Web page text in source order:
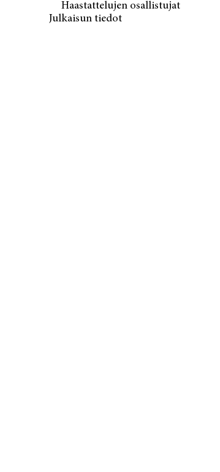
Haastattelujen osallistujat
Julkaisun tiedot